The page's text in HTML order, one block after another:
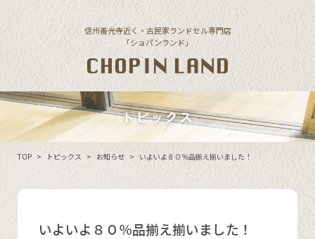
Skip to content
信州善光寺近く・古民家ランドセル専門店
「ショパンランド」
トピックス
TOP > トピックス > お知らせ > いよいよ８０％品揃え揃いました！
いよいよ８０％品揃え揃いました！